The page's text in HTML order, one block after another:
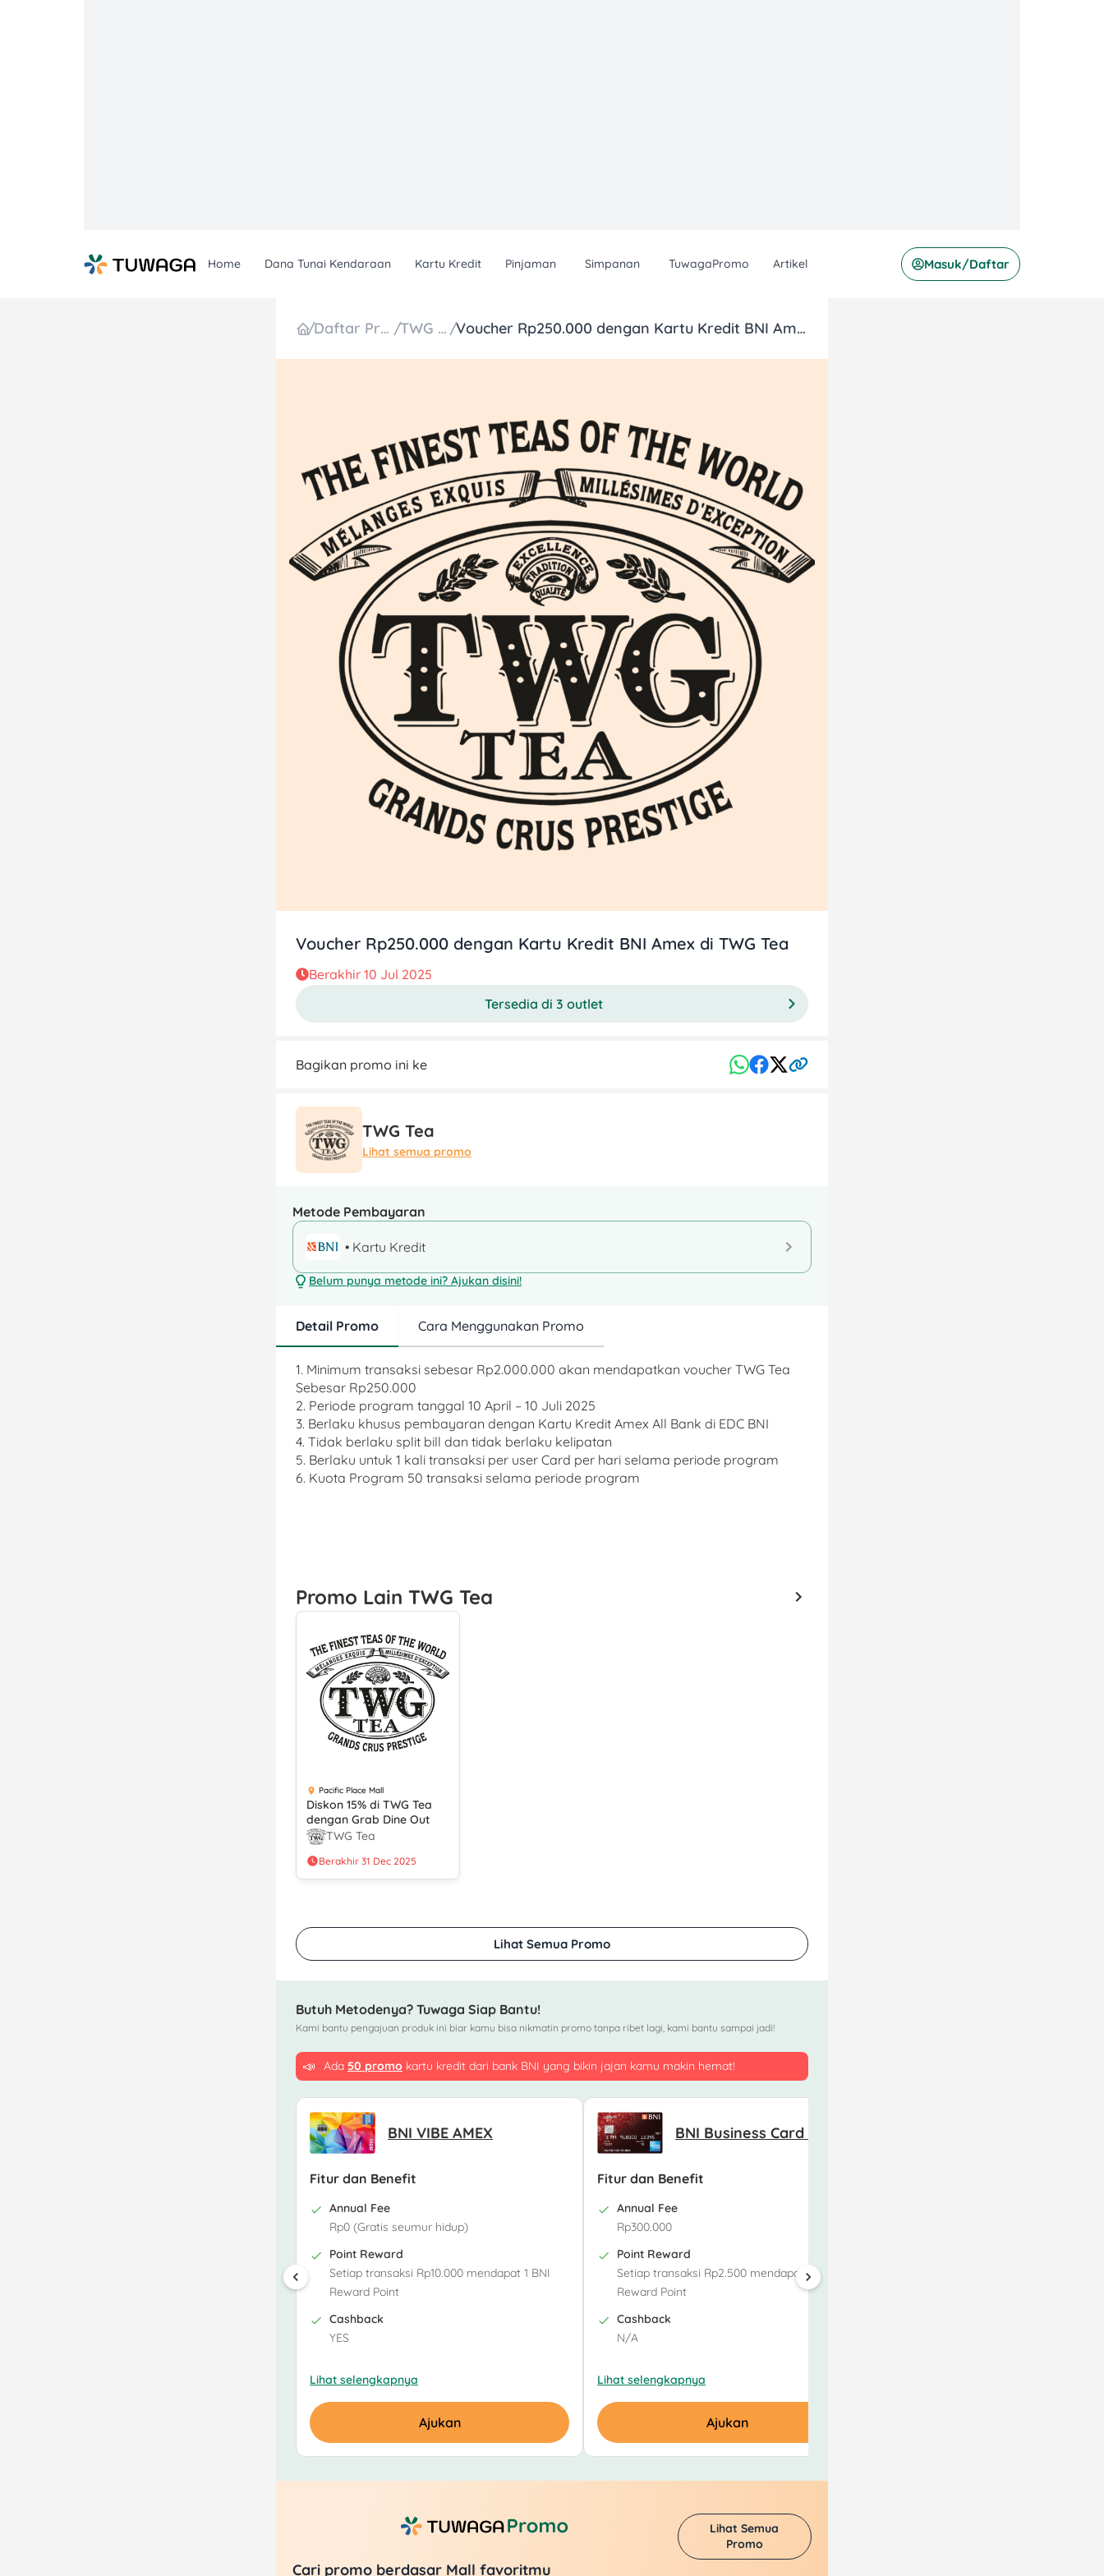
Home Dana Tunai Kendaraan Kartu Kredit Pinjaman Simpanan TuwagaPromo Artikel Masuk/Daftar
/ Daftar Promo / TWG Tea / Voucher Rp250.000 dengan Kartu Kredit BNI Amex di TWG Tea
Voucher Rp250.000 dengan Kartu Kredit BNI Amex di TWG Tea
Berakhir 10 Jul 2025
Tersedia di 3 outlet
Bagikan promo ini ke
TWG Tea
Lihat semua promo
Metode Pembayaran
• Kartu Kredit
Belum punya metode ini? Ajukan disini!
Detail Promo Cara Menggunakan Promo
1. Minimum transaksi sebesar Rp2.000.000 akan mendapatkan voucher TWG Tea
Sebesar Rp250.000
2. Periode program tanggal 10 April – 10 Juli 2025
3. Berlaku khusus pembayaran dengan Kartu Kredit Amex All Bank di EDC BNI
4. Tidak berlaku split bill dan tidak berlaku kelipatan
5. Berlaku untuk 1 kali transaksi per user Card per hari selama periode program
6. Kuota Program 50 transaksi selama periode program
Promo Lain TWG Tea
Pacific Place Mall
Diskon 15% di TWG Tea
dengan Grab Dine Out
TWG Tea
Berakhir 31 Dec 2025
Lihat Semua Promo
Butuh Metodenya? Tuwaga Siap Bantu!
Kami bantu pengajuan produk ini biar kamu bisa nikmatin promo tanpa ribet lagi, kami bantu sampai jadi!
📣 Ada 50 promo kartu kredit dari bank BNI yang bikin jajan kamu makin hemat!
BNI VIBE AMEX
Fitur dan Benefit
Annual Fee
Rp0 (Gratis seumur hidup)
Point Reward
Setiap transaksi Rp10.000 mendapat 1 BNI
Reward Point
Cashback
YES
Lihat selengkapnya
Ajukan
BNI Business Card AMEX
Fitur dan Benefit
Annual Fee
Rp300.000
Point Reward
Setiap transaksi Rp2.500 mendapat 1 - 2 BNI
Reward Point
Cashback
N/A
Lihat selengkapnya
Ajukan
Lihat Semua
Promo
Cari promo berdasar Mall favoritmu